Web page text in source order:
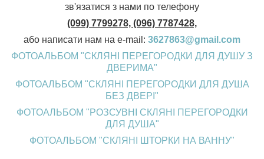
зв'язатися з нами по телефону
(099) 7799278, (096) 7787428,
або написати нам на e-mail: 3627863@gmail.com
ФОТОАЛЬБОМ "СКЛЯНІ ПЕРЕГОРОДКИ ДЛЯ ДУШУ З
ДВЕРИМА"
ФОТОАЛЬБОМ "СКЛЯНІ ПЕРЕГОРОДКИ ДЛЯ ДУША
БЕЗ ДВЕРІ"
ФОТОАЛЬБОМ "РОЗСУВНІ СКЛЯНІ ПЕРЕГОРОДКИ
ДЛЯ ДУША"
ФОТОАЛЬБОМ "СКЛЯНІ ШТОРКИ НА ВАННУ"